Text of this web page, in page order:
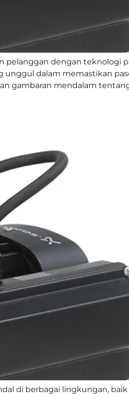
dengan teknologi
dalam memastikan
gambaran mendalam
di berbagai lingkungan,